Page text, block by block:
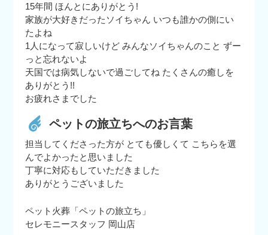
15年間 ほんとにありがとう!
家族が大好きだったソイちゃん いつも誰かの側にい
たよね
1人になって寂しいけど みんなソイちゃんのこと ずー
っと忘れないよ
天国では病気しないで過ごしてね たくさんの癒しを
ありがとう!!
お疲れさまでした
ペットの旅立ちへのお言葉
担当してくださった方が とても優しくて こちらを選
んでよかったと思いました
丁寧に対応もしていただきました
ありがとうございました
ペット火葬「ペットの旅立ち」
セレモニースタッフ 岡山店